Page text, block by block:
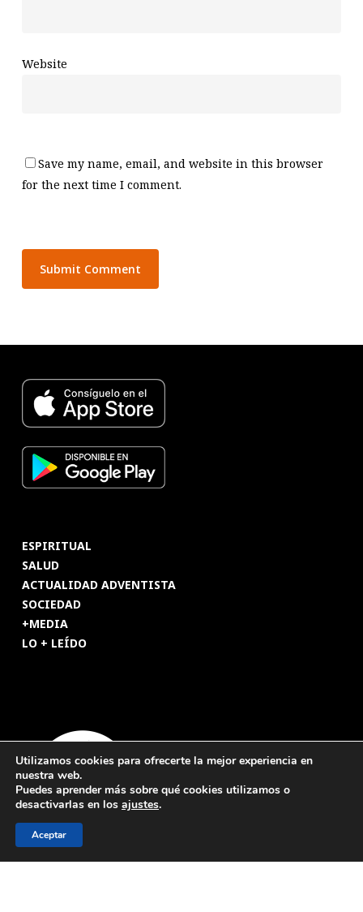
Website
Save my name, email, and website in this browser
for the next time I comment.
ESPIRITUAL
SALUD
ACTUALIDAD ADVENTISTA
SOCIEDAD
+MEDIA
LO + LEÍDO
Utilizamos cookies para ofrecerte la mejor experiencia en
nuestra web.
Puedes aprender más sobre qué cookies utilizamos o
desactivarlas en los ajustes.
Aceptar